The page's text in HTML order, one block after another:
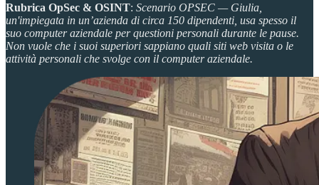
Rubrica OpSec & OSINT: Scenario OPSEC — Giulia,
un'impiegata in un’azienda di circa 150 dipendenti, usa spesso il
suo computer aziendale per questioni personali durante le pause.
Non vuole che i suoi superiori sappiano quali siti web visita o le
attività personali che svolge con il computer aziendale.